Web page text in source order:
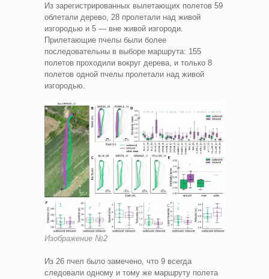
Из зарегистрированных вылетающих полетов 59
облетали дерево, 28 пролетали над живой
изгородью и 5 — вне живой изгороди.
Прилетающие пчелы были более
последовательны в выборе маршрута: 155
полетов проходили вокруг дерева, и только 8
полетов одной пчелы пролетали над живой
изгородью.
Изображение №2
Из 26 пчел было замечено, что 9 всегда
следовали одному и тому же маршруту полета